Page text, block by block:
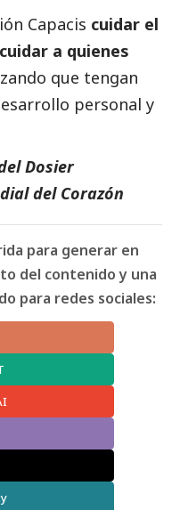
Capacis cuidar el
a quienes
que tengan
personal y
Dosier
del Corazón
para generar en
del contenido y una
para redes sociales: